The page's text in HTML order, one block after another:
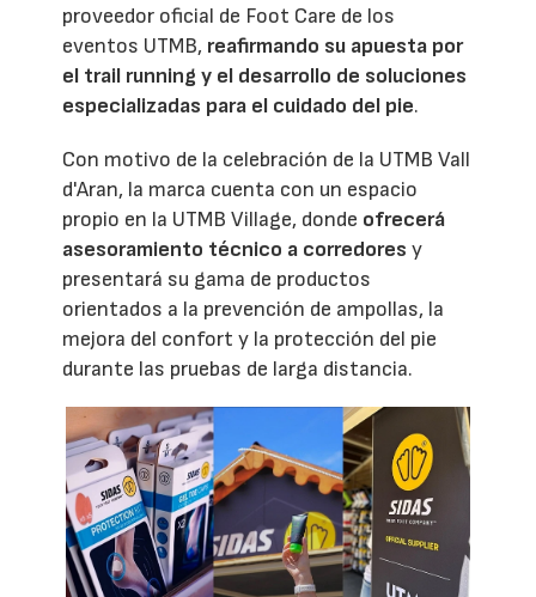
proveedor oficial de Foot Care de los
eventos UTMB, reafirmando su apuesta por
el trail running y el desarrollo de soluciones
especializadas para el cuidado del pie.
Con motivo de la celebración de la UTMB Vall
d'Aran, la marca cuenta con un espacio
propio en la UTMB Village, donde ofrecerá
asesoramiento técnico a corredores y
presentará su gama de productos
orientados a la prevención de ampollas, la
mejora del confort y la protección del pie
durante las pruebas de larga distancia.